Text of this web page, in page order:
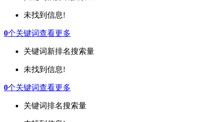
未找到信息!
0个关键词查看更多
关键词新排名搜索量
未找到信息!
0个关键词查看更多
关键词排名搜索量